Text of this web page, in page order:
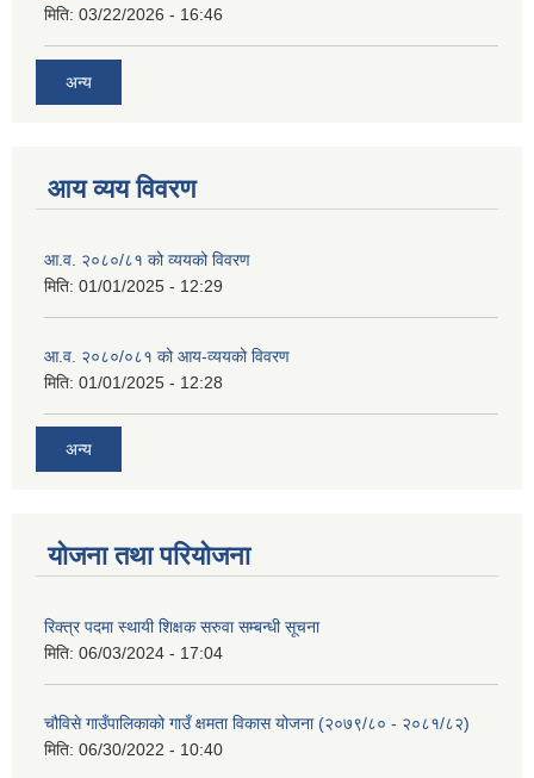
मिति: 03/22/2026 - 16:46
अन्य
आय व्यय विवरण
आ.व. २०८०/८१ को व्ययको विवरण
मिति: 01/01/2025 - 12:29
आ.व. २०८०/०८१ को आय-व्ययको विवरण
मिति: 01/01/2025 - 12:28
अन्य
योजना तथा परियोजना
रिक्त्र पदमा स्थायी शिक्षक सरुवा सम्बन्धी सूचना
मिति: 06/03/2024 - 17:04
चौविसे गाउँपालिकाको गाउँ क्षमता विकास योजना (२०७९/८० - २०८१/८२)
मिति: 06/30/2022 - 10:40